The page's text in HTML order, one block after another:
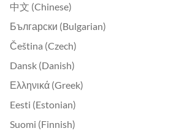
中文 (Chinese)
Български (Bulgarian)
Čeština (Czech)
Dansk (Danish)
Ελληνικά (Greek)
Eesti (Estonian)
Suomi (Finnish)